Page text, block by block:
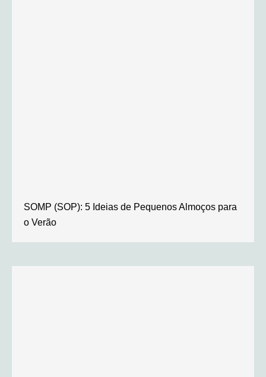
SOMP (SOP): 5 Ideias de Pequenos Almoços para
o Verão